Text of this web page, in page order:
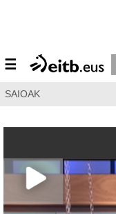
☰
SAIOAK